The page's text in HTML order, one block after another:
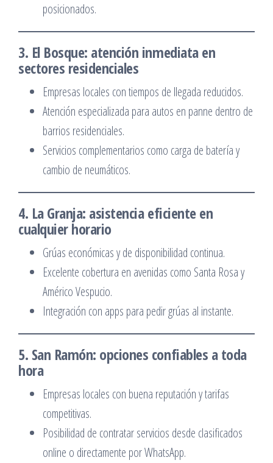
posicionados.
3. El Bosque: atención inmediata en
sectores residenciales
Empresas locales con tiempos de llegada reducidos.
Atención especializada para autos en panne dentro de
barrios residenciales.
Servicios complementarios como carga de batería y
cambio de neumáticos.
4. La Granja: asistencia eficiente en
cualquier horario
Grúas económicas y de disponibilidad continua.
Excelente cobertura en avenidas como Santa Rosa y
Américo Vespucio.
Integración con apps para pedir grúas al instante.
5. San Ramón: opciones confiables a toda
hora
Empresas locales con buena reputación y tarifas
competitivas.
Posibilidad de contratar servicios desde clasificados
online o directamente por WhatsApp.